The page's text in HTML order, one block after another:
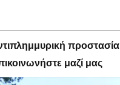
προστασία
μαζί μας